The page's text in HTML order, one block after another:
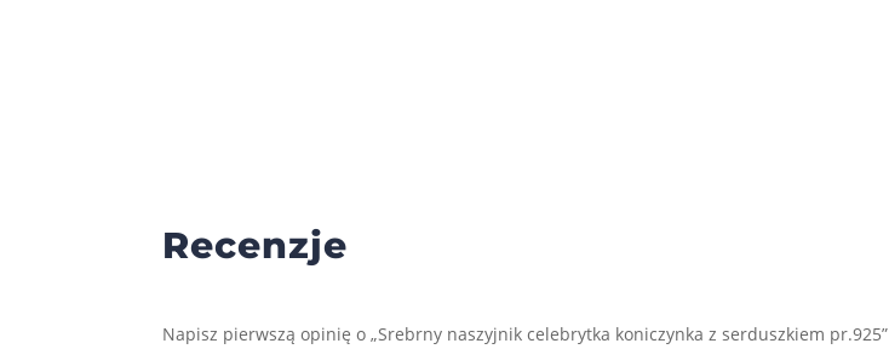
Recenzje
Napisz pierwszą opinię o „Srebrny naszyjnik celebrytka koniczynka z serduszkiem pr.925”